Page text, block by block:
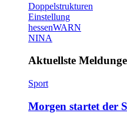
Doppelstrukturen
Einstellung
hessenWARN
NINA
Aktuellste
Sport
Morgen startet der